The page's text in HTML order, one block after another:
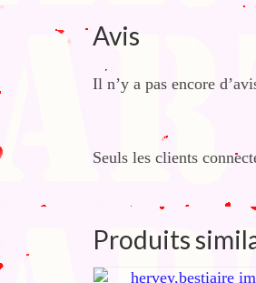
Avis
Il n’y a pas encore
Seuls les clients
Produits